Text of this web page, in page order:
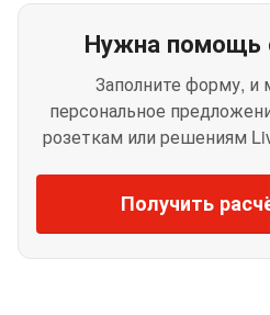
Нужна помощь
Заполните форму,
персональное
розеткам или решениям
Получить